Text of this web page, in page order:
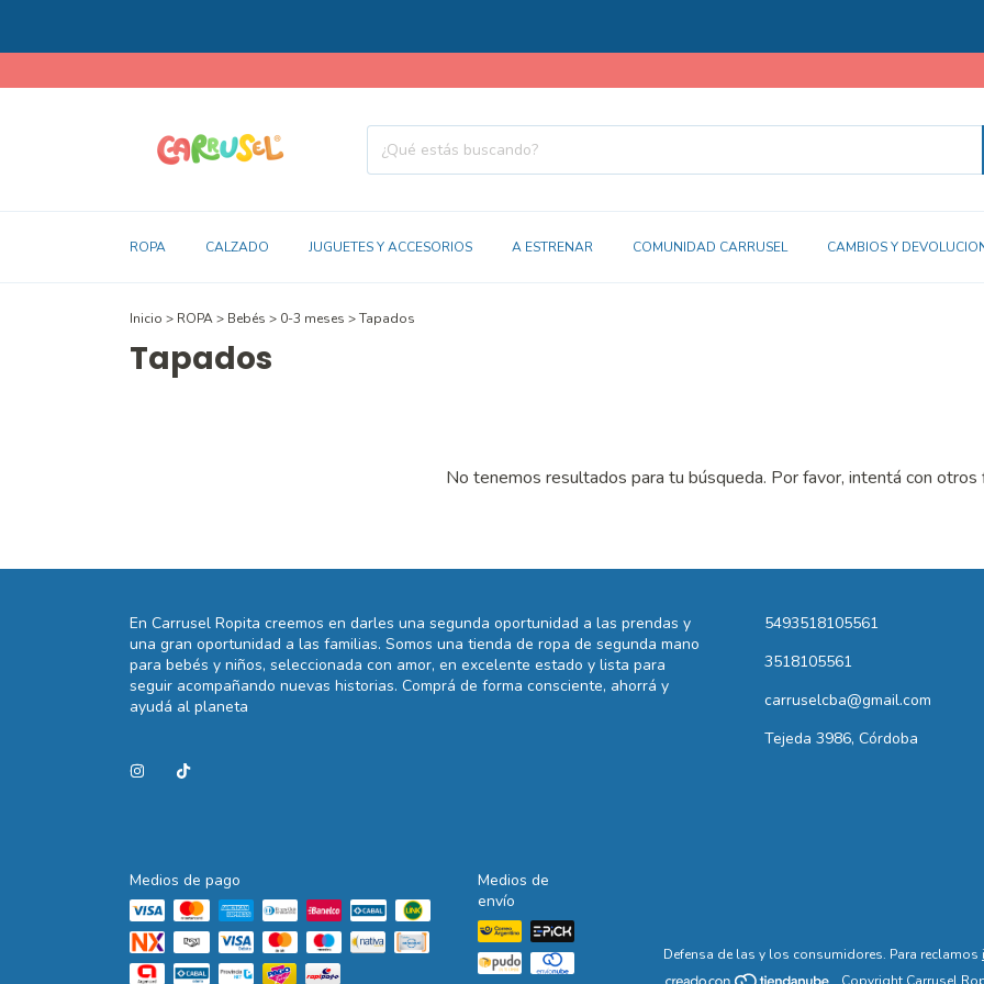
ROPA CALZADO JUGUETES Y ACCESORIOS A ESTRENAR COMUNIDAD CARRUSEL CAMBIOS Y
Inicio > ROPA> Bebés > 0-3 meses >Tapados
Tapados
No tenemos resultados para tu búsqueda. Por favor, intentá con otros
En Carrusel Ropita creemos en darles una segunda oportunidad a las prendas y
una gran oportunidad a las familias. Somos una tienda de ropa de segunda mano
para bebés y niños, seleccionada con amor, en excelente estado y lista para
seguir acompañando nuevas historias. Comprá de forma consciente, ahorrá y
ayudá al planeta
5493518105561
3518105561
carruselcba@gmail.com
Tejeda 3986, Córdoba
Medios de pago
Medios de
envío
Defensa de las y los consumidores. Para reclamos